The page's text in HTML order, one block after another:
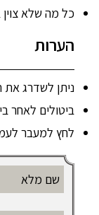
כל מה שלא
הערות
ניתן לשדרג את
ביטולים לאחר
לחץ למעבר